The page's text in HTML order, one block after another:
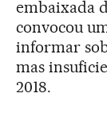
embaixada
convocou
informar
mas
2018.